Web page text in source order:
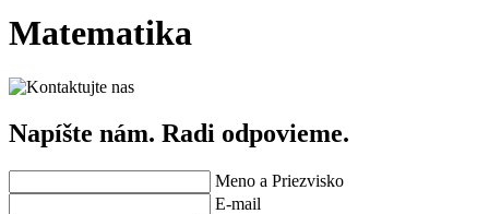
Matematika
Napíšte nám. Radi odpovieme.
Meno a Priezvisko
E-mail